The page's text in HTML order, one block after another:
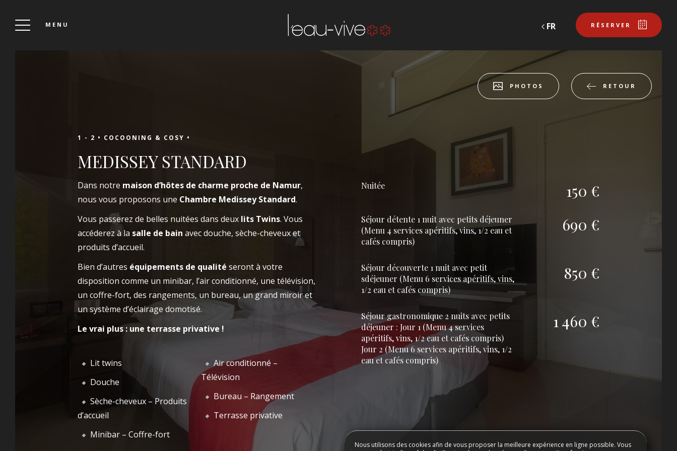
MENU RÉSERVER
FR
ACCUEIL SE RESTAURER
Réserver
Pour vos escales dans notre maison d’hôtes
proche de Namur ou votre repas dans l’un
de nos restaurants, réservez votre table ou
votre chambre en direct : par téléphone, par
mail ou via notre site internet ! Vivez
établissement !
RÉSERVER
PHOTOS RETOUR
1 - 2 • COCOONING & COSY •
MEDISSEY STANDARD
Dans notre maison d’hôtes de charme proche de Namur,
nous vous proposons une Chambre Medissey Standard.
Vous passerez de belles nuitées dans deux lits Twins. Vous
accéderez à la salle de bain avec douche, sèche-cheveux et
produits d’accueil.
Bien d’autres équipements de qualitéseront à votre
disposition comme un minibar, l’air conditionné, une télévision,
un coffre-fort, des rangements, un bureau, un grand miroir et
un système d’éclairage domotisé.
Le vrai plus : une terrasse privative !
Lit twins
Douche
Sèche-cheveux – Produits
d’accueil
Minibar – Coffre-fort
Air conditionné –
Télévision
Bureau – Rangement
Terrasse privative
Nuitée 150 €
Séjour détente 1 nuit avec petits déjeuner
(Menu 4 services apéritifs, vins, 1/2 eau et
cafés compris)
690 €
Séjour découverte 1 nuit avec petit
sdéjeuner (Menu 6 services apéritifs, vins,
1/2 eau et cafés compris)
850 €
Séjour gastronomique 2 nuits avec petits
déjeuner : Jour 1 (Menu 4 services
apéritifs, vins, 1/2 eau et cafés compris)
Jour 2 (Menu 6 services apéritifs, vins, 1/2
eau et cafés compris)
1 460 €
Nous utilisons des cookies afin de vous proposer la meilleure expérience en ligne possible. Vous